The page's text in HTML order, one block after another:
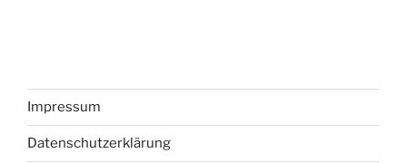
Impressum
Datenschutzerklärung